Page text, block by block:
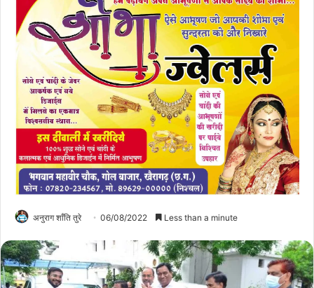
अनुराग शाँति तुरे 06/08/2022 Less than a minute